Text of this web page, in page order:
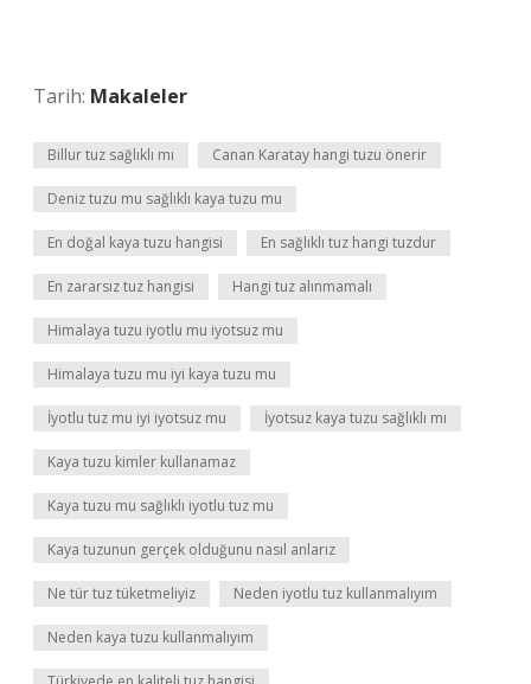
Tarih: Makaleler
Billur tuz sağlıklı mı Canan Karatay hangi tuzu önerir
Deniz tuzu mu sağlıklı kaya tuzu mu
En doğal kaya tuzu hangisi En sağlıklı tuz hangi tuzdur
En zararsız tuz hangisi Hangi tuz alınmamalı
Himalaya tuzu iyotlu mu iyotsuz mu
Himalaya tuzu mu iyi kaya tuzu mu
İyotlu tuz mu iyi iyotsuz mu İyotsuz kaya tuzu sağlıklı mı
Kaya tuzu kimler kullanamaz
Kaya tuzu mu sağlıklı iyotlu tuz mu
Kaya tuzunun gerçek olduğunu nasıl anlarız
Ne tür tuz tüketmeliyiz Neden iyotlu tuz kullanmalıyım
Neden kaya tuzu kullanmalıyım